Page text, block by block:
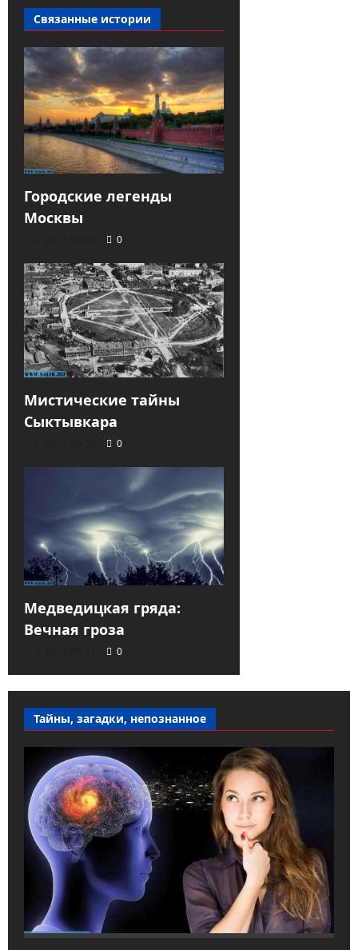
Связанные истории
Городские легенды
Москвы
0
Мистические тайны
Сыктывкара
0
Медведицкая гряда:
Вечная гроза
0
Тайны, загадки, непознанное